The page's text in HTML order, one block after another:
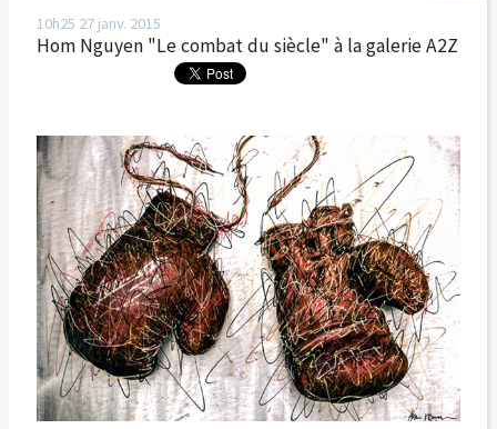
10h25 27 janv. 2015
Hom Nguyen "Le combat du siècle" à la galerie A2Z